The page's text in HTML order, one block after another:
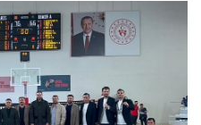
Bilgi
Kredi/Yurt
İşlemleri